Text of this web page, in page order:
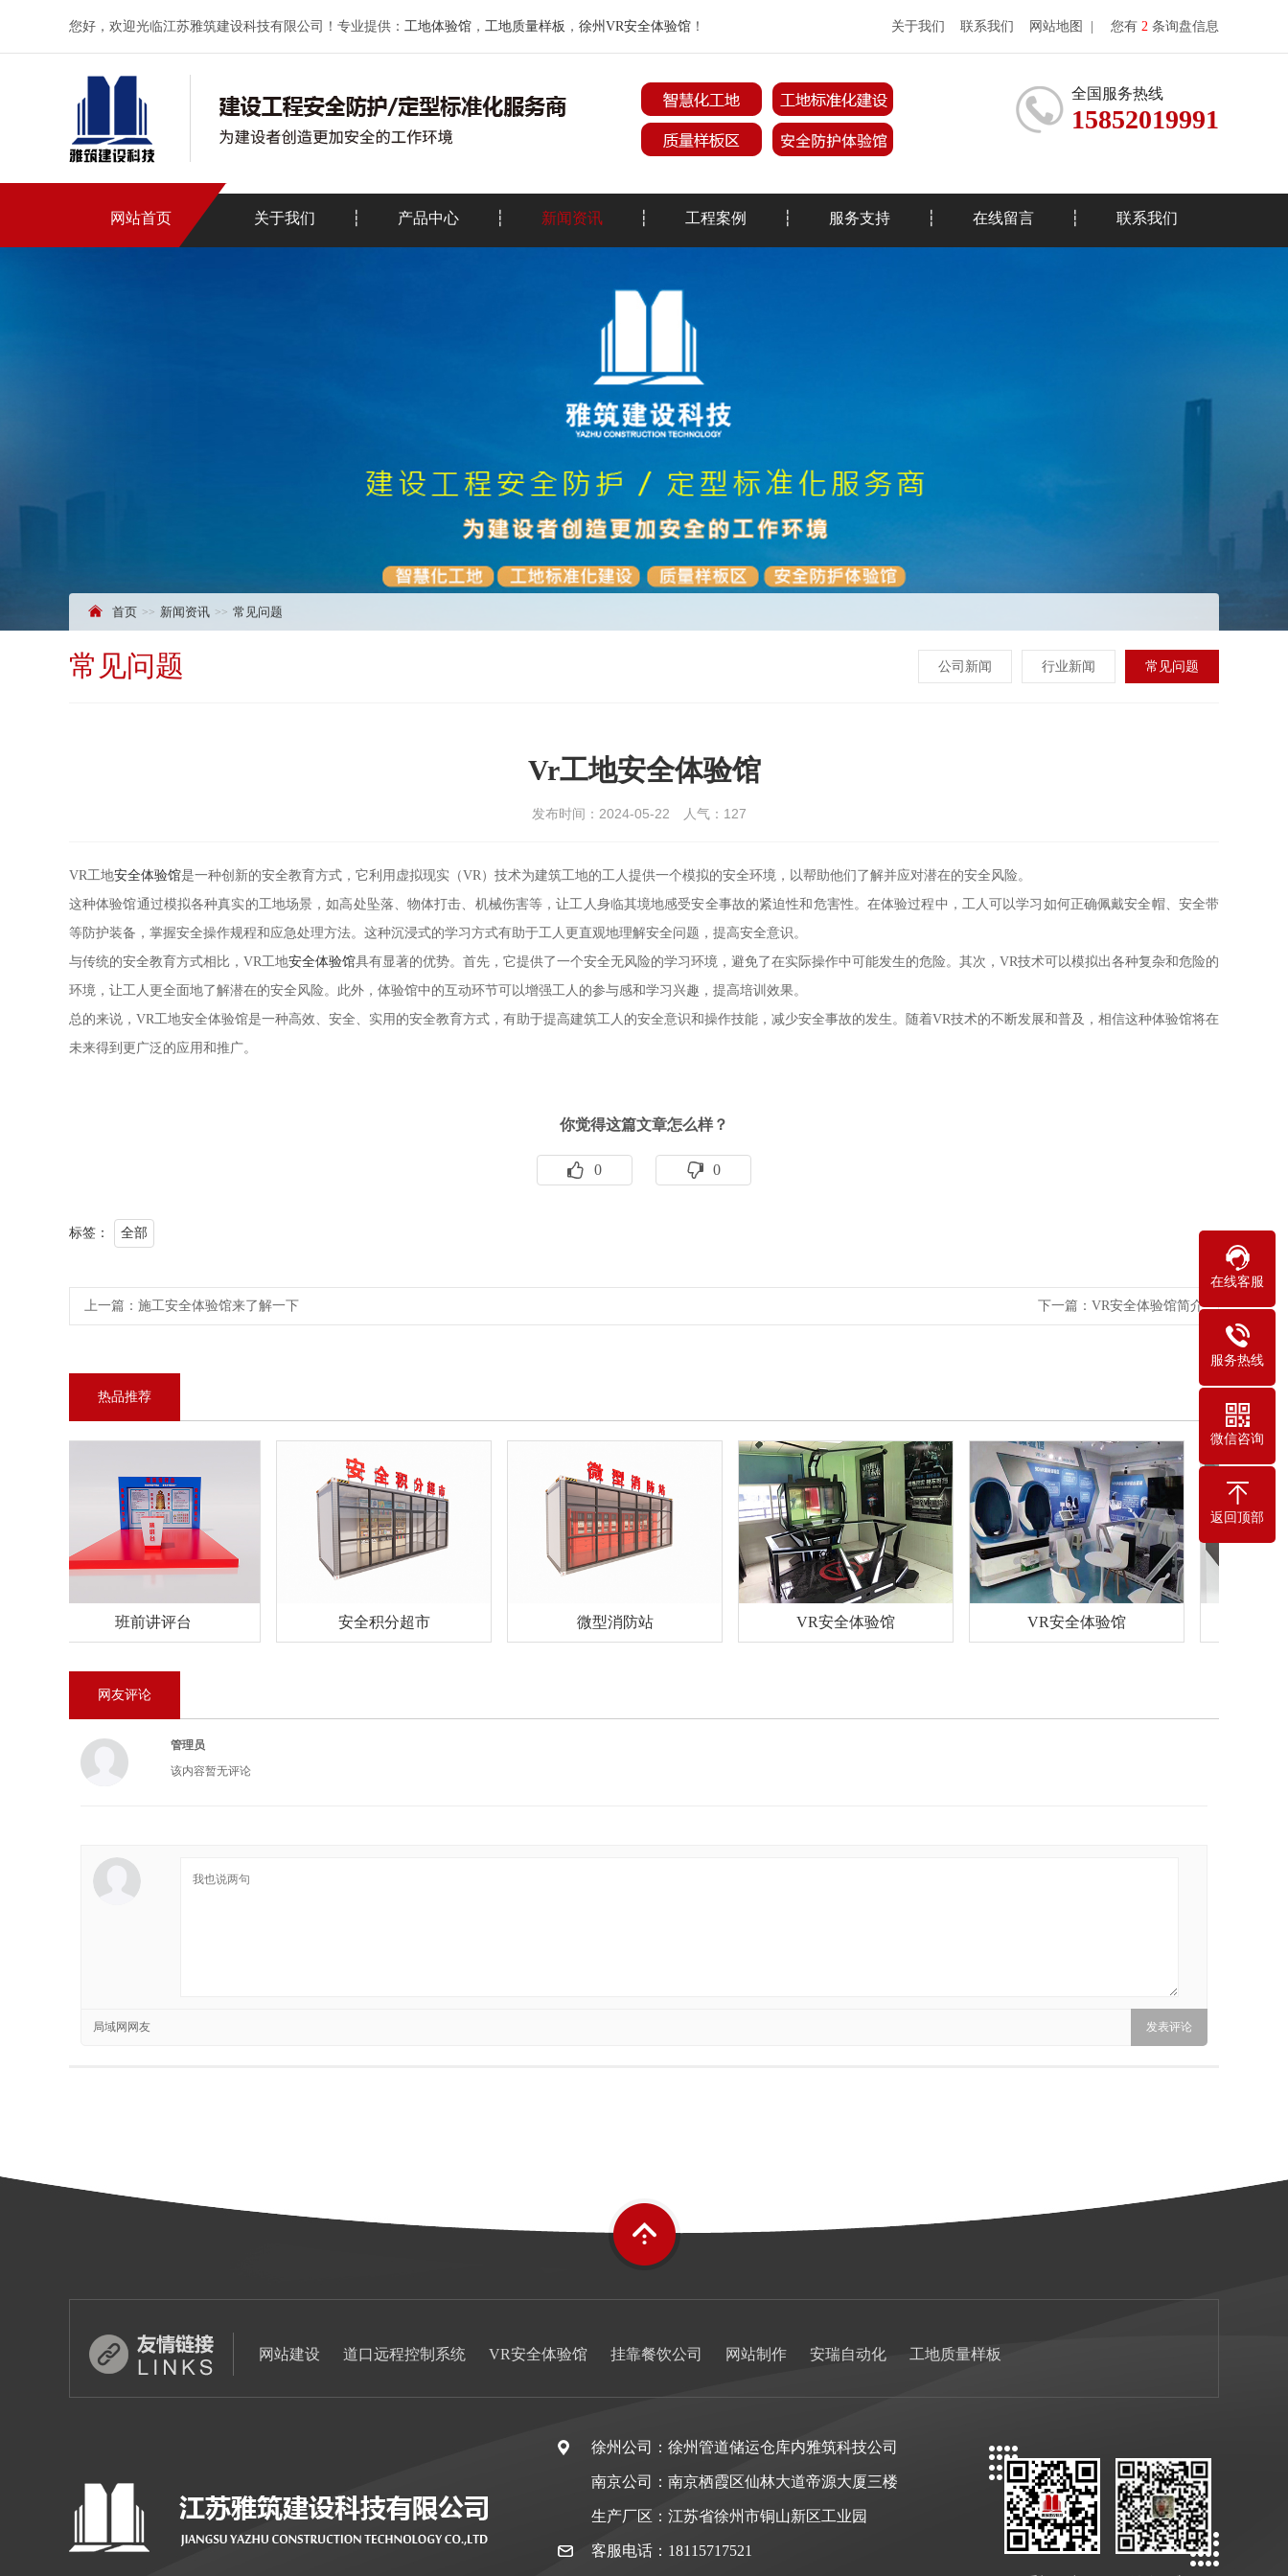
您好，欢迎光临江苏雅筑建设科技有限公司！专业提供： 工地体验馆 ， 工地质量样板 ， 徐州VR安全体验馆 ！ 关于我们 联系我们 网站地图 您有 2 条询盘信息
全国服务热线
15852019991
网站首页 关于我们 产品中心 新闻资讯 工程案例 服务支持 在线留言 联系我们
首页 新闻资讯 常见问题
常见问题 公司新闻 行业新闻 常见问题
Vr工地安全体验馆
发布时间：2024-05-22 人气： 127
VR工地安全体验馆是一种创新的安全教育方式，它利用虚拟现实（VR）技术为建筑工地的工人提供一个模拟的安全环境，以帮助他们了解并应对潜在的安全风险。
这种体验馆通过模拟各种真实的工地场景，如高处坠落、物体打击、机械伤害等，让工人身临其境地感受安全事故的紧迫性和危害性。在体验过程中，工人可以学习如何正确佩戴安全帽、安全带
等防护装备，掌握安全操作规程和应急处理方法。这种沉浸式的学习方式有助于工人更直观地理解安全问题，提高安全意识。
与传统的安全教育方式相比，VR工地安全体验馆具有显著的优势。首先，它提供了一个安全无风险的学习环境，避免了在实际操作中可能发生的危险。其次，VR技术可以模拟出各种复杂和危险的
环境，让工人更全面地了解潜在的安全风险。此外，体验馆中的互动环节可以增强工人的参与感和学习兴趣，提高培训效果。
总的来说，VR工地安全体验馆是一种高效、安全、实用的安全教育方式，有助于提高建筑工人的安全意识和操作技能，减少安全事故的发生。随着VR技术的不断发展和普及，相信这种体验馆将在
未来得到更广泛的应用和推广。
你觉得这篇文章怎么样？
0 0
标签： 全部
上一篇： 施工安全体验馆来了解一下 下一篇： VR安全体验馆简介
热品推荐
班前讲评台 安全积分超市 微型消防站 VR安全体验馆 VR安全体验馆
网友评论
管理员
该内容暂无评论
局域网网友
网站建设 道口远程控制系统 VR安全体验馆 挂靠餐饮公司 网站制作 安瑞自动化 工地质量样板
徐州公司：徐州管道储运仓库内雅筑科技公司
南京公司：南京栖霞区仙林大道帝源大厦三楼
生产厂区：江苏省徐州市铜山新区工业园
客服电话：18115717521
在线客服
服务热线
微信咨询
返回顶部